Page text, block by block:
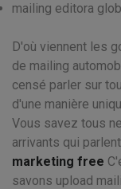
mailing editora
D'où viennent les
de mailing
censé parler sur
d'une manière
Vous savez tous
arrivants qui
marketing free
savons upload